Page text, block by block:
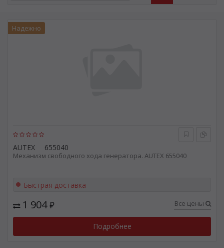
AUTEX 655040
Механизм свободного хода генератора. AUTEX 655040
Надежно
Быстрая доставка
1 904₽ Все цены
Подробнее